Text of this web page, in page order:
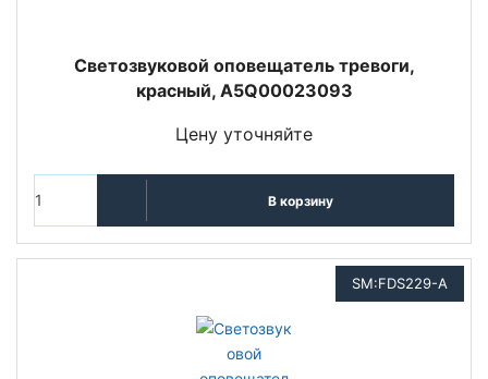
Светозвуковой оповещатель тревоги,
красный, A5Q00023093
Цену уточняйте
В корзину
SM:FDS229-A